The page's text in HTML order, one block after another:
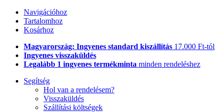
Navigációhoz
Tartalomhoz
Kosárhoz
Magyarország: Ingyenes standard kiszállítás 17.000 Ft-tól
Ingyenes visszaküldés
Legalább 1 ingyenes termékminta minden rendeléshez
Segítség
Hol van a rendelésem?
Visszaküldés
Szállítási költségek